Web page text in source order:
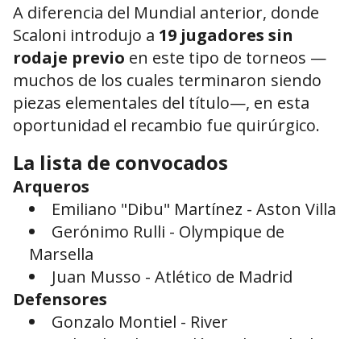
A diferencia del Mundial anterior, donde
Scaloni introdujo a 19 jugadores sin
rodaje previo en este tipo de torneos —
muchos de los cuales terminaron siendo
piezas elementales del título—, en esta
oportunidad el recambio fue quirúrgico.
La lista de convocados
Arqueros
Emiliano "Dibu" Martínez - Aston Villa
Gerónimo Rulli - Olympique de
Marsella
Juan Musso - Atlético de Madrid
Defensores
Gonzalo Montiel - River